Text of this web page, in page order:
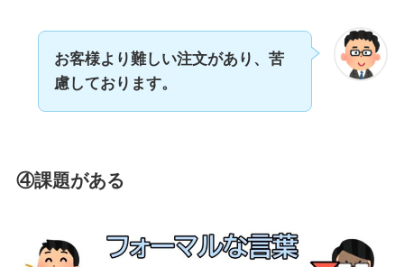
お客様より難しい注文があり、苦
慮しております。
④課題がある